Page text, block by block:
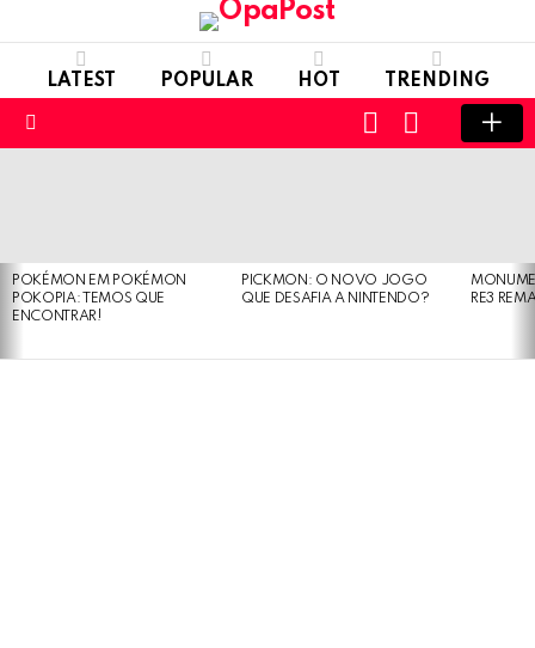
LATEST POPULAR HOT TRENDING
SWITCH
SKIN
LOGIN
POKÉMON EM POKÉMON
POKOPIA: TEMOS QUE
ENCONTRAR!
PICKMON: O NOVO JOGO
QUE DESAFIA A NINTENDO?
RE3